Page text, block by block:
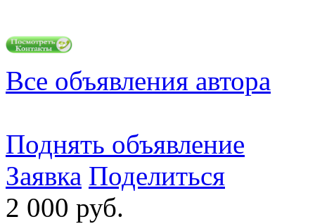
Все объявления автора
Поднять объявление
Заявка Поделиться
2 000 руб.